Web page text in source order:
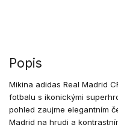
Popis
Mikina adidas Real Madrid
fotbalu s ikonickými
pohled zaujme elegantním
Madrid na hrudi a